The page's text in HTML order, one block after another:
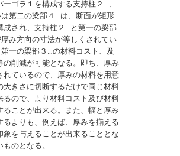
ーゴラ１を構成する支持柱２…、
第二の梁部４…は、断面が矩形
成され、支持柱２…と第一の梁部
み方向の寸法が等しくされてい
一の梁部３…の材料コスト、及
の削減が可能となる。即ち、厚み
れているので、厚みの材料を用意
大きさに切断するだけで同じ材料
るので、より材料コスト及び材料
ることが出来る。また、幅と厚み
るよりも、例えば、厚みを揃える
象を与えることが出来ることとな
のとなる。